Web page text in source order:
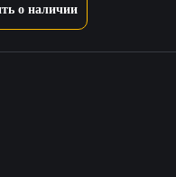
о наличии